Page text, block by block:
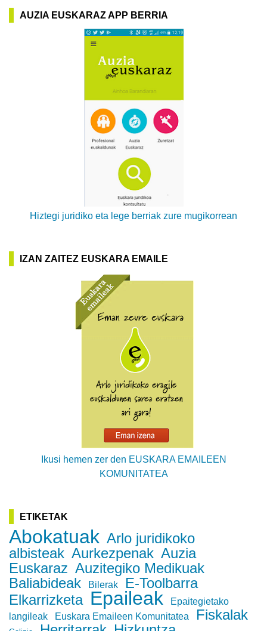
AUZIA EUSKARAZ APP BERRIA
Hiztegi juridiko eta lege berriak zure mugikorrean
IZAN ZAITEZ EUSKARA EMAILE
Ikusi hemen zer den EUSKARA EMAILEEN
KOMUNITATEA
ETIKETAK
Abokatuak Arlo juridikoko
albisteak Aurkezpenak Auzia
Euskaraz Auzitegiko Medikuak
Baliabideak
Bilerak
E-Toolbarra
Elkarrizketa Epaileak
Epaitegietako
langileak
Euskara Emaileen Komunitatea Fiskalak